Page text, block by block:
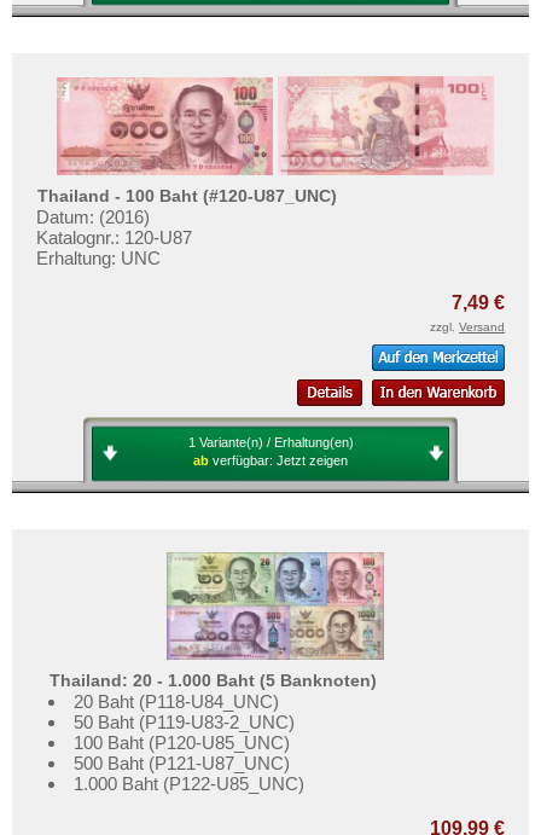
Thailand - 100 Baht (#120-U87_UNC)
Datum: (2016)
Katalognr.: 120-U87
Erhaltung: UNC
7,49 €
zzgl. Versand
1 Variante(n) / Erhaltung(en)
ab verfügbar: Jetzt zeigen
Thailand: 20 - 1.000 Baht (5 Banknoten)
20 Baht (P118-U84_UNC)
50 Baht (P119-U83-2_UNC)
100 Baht (P120-U85_UNC)
500 Baht (P121-U87_UNC)
1.000 Baht (P122-U85_UNC)
109,99 €